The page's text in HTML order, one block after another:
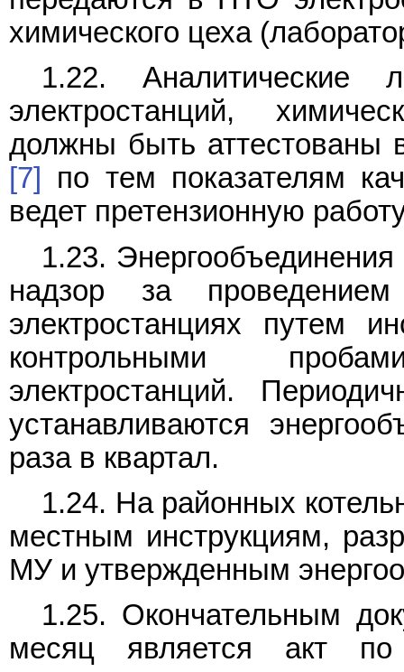
химического цеха
1.22. Аналитические
электростанций,
должны быть аттестованы
[7]
по тем показателям
ведет претензионную
1.23.
надзор за
электростанциях путем
контрольными
электростанций.
устанавливаются
раза в квартал.
1.24. На районных
местным инструкциям,
МУ и утвержденным
1.25. Окончательным
месяц является акт